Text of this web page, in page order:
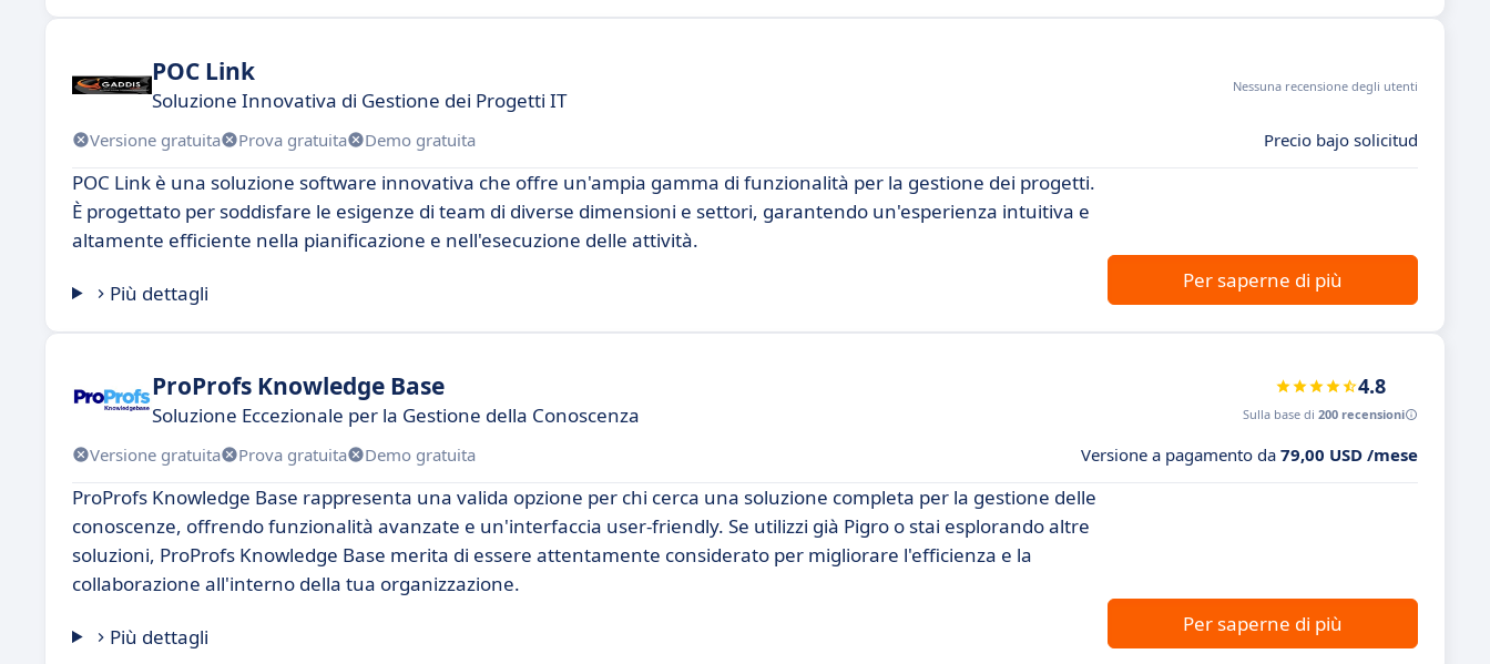
POC Link
Soluzione Innovativa di Gestione dei Progetti IT
Nessuna recensione degli utenti
Versione gratuita Prova gratuita Demo gratuita Precio bajo solicitud
POC Link è una soluzione software innovativa che offre un'ampia gamma di funzionalità per la gestione dei progetti.
È progettato per soddisfare le esigenze di team di diverse dimensioni e settori, garantendo un'esperienza intuitiva e
altamente efficiente nella pianificazione e nell'esecuzione delle attività.
Più dettagli
Per saperne di più
ProProfs Knowledge Base
Soluzione Eccezionale per la Gestione della Conoscenza
4.8
Sulla base di 200 recensioni
Versione gratuita Prova gratuita Demo gratuita Versione a pagamento da 79,00 USD /mese
ProProfs Knowledge Base rappresenta una valida opzione per chi cerca una soluzione completa per la gestione delle
conoscenze, offrendo funzionalità avanzate e un'interfaccia user-friendly. Se utilizzi già Pigro o stai esplorando altre
soluzioni, ProProfs Knowledge Base merita di essere attentamente considerato per migliorare l'efficienza e la
collaborazione all'interno della tua organizzazione.
Più dettagli
Per saperne di più